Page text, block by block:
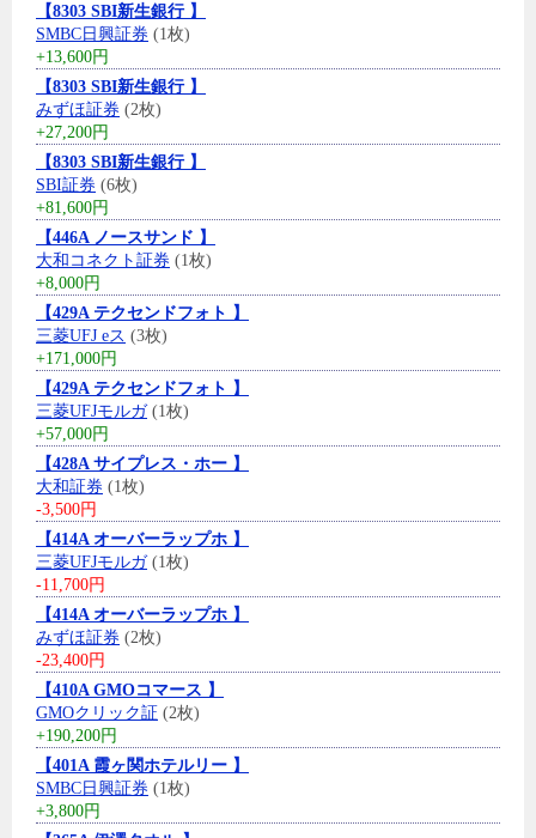
【8303 SBI新生銀行 】
SMBC日興証券 (1枚)
+13,600円
【8303 SBI新生銀行 】
みずほ証券 (2枚)
+27,200円
【8303 SBI新生銀行 】
SBI証券 (6枚)
+81,600円
【446A ノースサンド 】
大和コネクト証券 (1枚)
+8,000円
【429A テクセンドフォト 】
三菱UFJ eス (3枚)
+171,000円
【429A テクセンドフォト 】
三菱UFJモルガ(1枚)
+57,000円
【428A サイプレス・ホー 】
大和証券 (1枚)
-3,500円
【414A オーバーラップホ 】
三菱UFJモルガ(1枚)
-11,700円
【414A オーバーラップホ 】
みずほ証券 (2枚)
-23,400円
【410A GMOコマース 】
GMOクリック証 (2枚)
+190,200円
【401A 霞ヶ関ホテルリー 】
SMBC日興証券 (1枚)
+3,800円